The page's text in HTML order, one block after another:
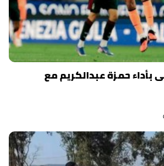
بأداء حمزة عبدالكريم مع